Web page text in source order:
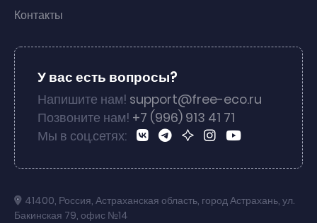
Контакты
У вас есть вопросы?
Напишите нам! support@free-eco.ru
Позвоните нам! +7 (996) 913 41 71
Мы в соц.сетях:
41400, Россия, Астраханская область, город Астрахань, ул.
Бакинская 79, офис №14